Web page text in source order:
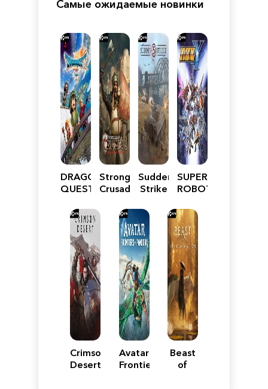
Самые ожидаемые новинки
DRAGON
QUEST
Reimagined
Stronghold
Crusader:
Edition
Sudden
Strike
SUPER
ROBOT
Y
Crimson
Desert
Avatar:
Frontiers
Beast
of